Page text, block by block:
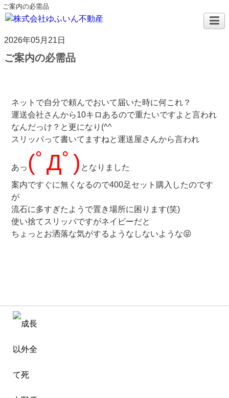
ご案内の必需品
2026年05月21日
ご案内の必需品
ネットで自分で頼んでおいて届いた時に何これ？
運送会社さんから10キロあるので重たいですよと言われ
なんだっけ？と更になり(^^ゞ
スリッパって書いてますねと運送屋さんから言われ
あっ (ﾟДﾟ) となりました
案内ですぐに無くなるので400足セット購入したのです
が
流石に多すぎたようで置き場所に困ります(笑)
使い捨てスリッパですがネイビーだと
ちょっとお洒落な気がするようなしないような😝